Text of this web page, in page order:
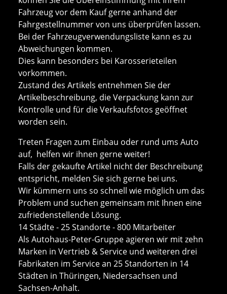
Fahrzeug vor dem Kauf gerne anhand der
Fahrgestellnummer von uns überprüfen lassen.
Bei der Fahrzeugverwendungsliste kann es zu
Abweichungen kommen.
Dies kann besonders bei Karosserieteilen
vorkommen.
Zustand des Artikels entnehmen Sie der
Artikelbeschreibung, die Verpackung kann zur
Kontrolle und für die Verkaufsfotos geöffnet
worden sein.
Treten Fragen zum Einbau oder rund ums Auto
auf, helfen wir ihnen gerne weiter!
Falls der gekaufte Artikel nicht der Beschreibung
entspricht, melden Sie sich gerne bei uns.
Wir kümmern uns so schnell wie möglich um das
Problem und suchen gemeinsam mit Ihnen eine
zufriedenstellende Lösung.
14 Städte - 25 Standorte - 800 Mitarbeiter
Als Autohaus-Peter-Gruppe agieren wir mit zehn
Marken in Vertrieb & Service und weiteren drei
Fabrikaten im Service an 25 Standorten in 14
Städten in Thüringen, Niedersachsen und
Sachsen-Anhalt.